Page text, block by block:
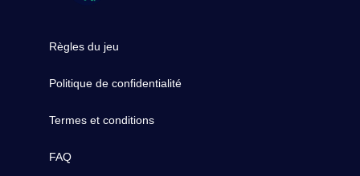
Règles du jeu
Politique de confidentialité
Termes et conditions
FAQ